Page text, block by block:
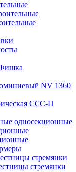
NV 1360
ССС-П
односекционные
стремянки
стремянки